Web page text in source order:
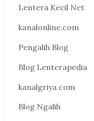
Lentera Kecil Net
kanalonline.com
Pengalih Blog
Blog Lenterapedia
kanalgriya.com
Blog Ngalih